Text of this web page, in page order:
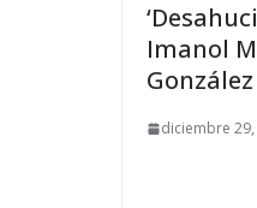
Imanol
González
diciembre 29,